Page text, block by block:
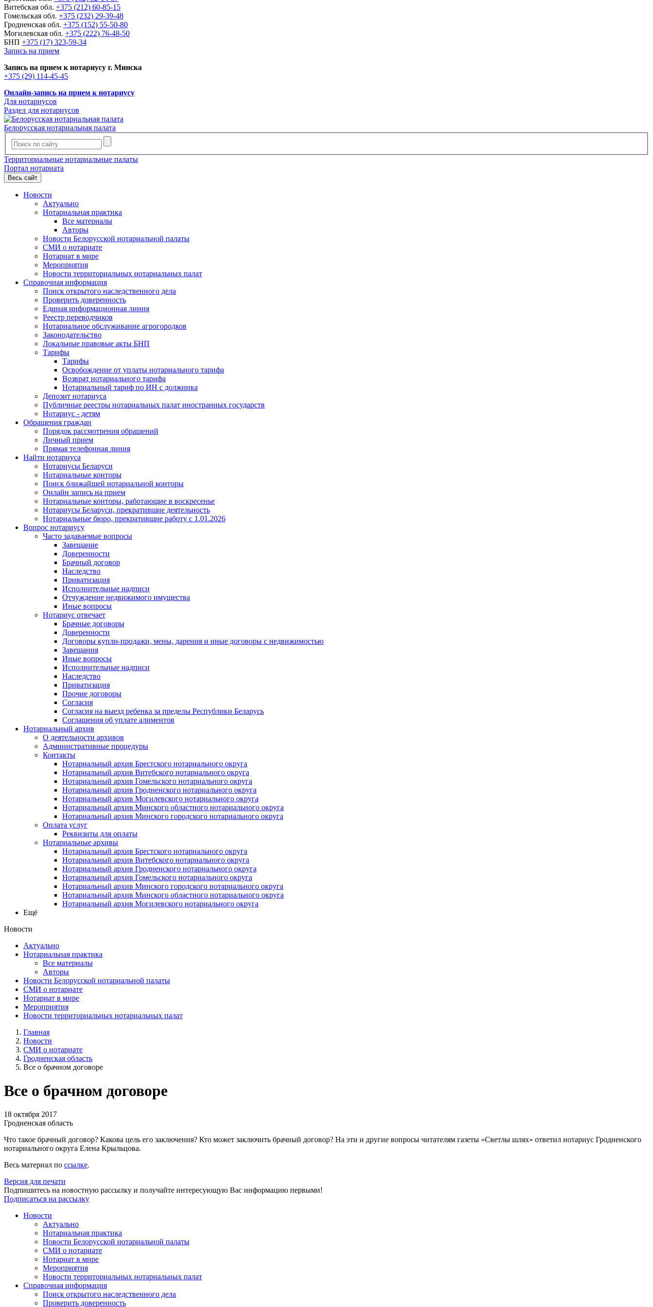
Витебская обл. +375 (212) 60-85-15
Гомельская обл. +375 (232) 29-39-48
Гродненская обл. +375 (152) 55-50-80
Могилевская обл. +375 (222) 76-48-50
БНП +375 (17) 323-59-34
Запись на прием
Запись на прием к нотариусу г. Минска
+375 (29) 114-45-45
Онлайн-запись на прием к нотариусу
Для нотариусов
Раздел для нотариусов
Белорусская нотариальная палата
Территориальные нотариальные палаты
Портал нотариата
Весь сайт
Новости
Актуально
Нотариальная практика
Все материалы
Авторы
Новости Белорусской нотариальной палаты
СМИ о нотариате
Нотариат в мире
Мероприятия
Новости территориальных нотариальных палат
Справочная информация
Поиск открытого наследственного дела
Проверить доверенность
Единая информационная линия
Реестр переводчиков
Нотариальное обслуживание агрогородков
Законодательство
Локальные правовые акты БНП
Тарифы
Тарифы
Освобождение от уплаты нотариального тарифа
Возврат нотариального тарифа
Нотариальный тариф по ИН с должника
Депозит нотариуса
Публичные реестры нотариальных палат иностранных государств
Нотариус - детям
Обращения граждан
Порядок рассмотрения обращений
Личный прием
Прямая телефонная линия
Найти нотариуса
Нотариусы Беларуси
Нотариальные конторы
Поиск ближайшей нотариальной конторы
Онлайн запись на прием
Нотариальные конторы, работающие в воскресенье
Нотариусы Беларуси, прекратившие деятельность
Нотариальные бюро, прекратившие работу с 1.01.2026
Вопрос нотариусу
Часто задаваемые вопросы
Завещание
Доверенности
Брачный договор
Наследство
Приватизация
Исполнительные надписи
Отчуждение недвижимого имущества
Иные вопросы
Нотариус отвечает
Брачные договоры
Доверенности
Договоры купли-продажи, мены, дарения и иные договоры с недвижимостью
Завещания
Иные вопросы
Исполнительные надписи
Наследство
Приватизация
Прочие договоры
Согласия
Согласия на выезд ребенка за пределы Республики Беларусь
Соглашения об уплате алиментов
Нотариальный архив
О деятельности архивов
Административные процедуры
Контакты
Нотариальный архив Брестского нотариального округа
Нотариальный архив Витебского нотариального округа
Нотариальный архив Гомельского нотариального округа
Нотариальный архив Гродненского нотариального округа
Нотариальный архив Могилевского нотариального округа
Нотариальный архив Минского областного нотариального округа
Нотариальный архив Минского городского нотариального округа
Оплата услуг
Реквизиты для оплаты
Нотариальные архивы
Нотариальный архив Брестского нотариального округа
Нотариальный архив Витебского нотариального округа
Нотариальный архив Гродненского нотариального округа
Нотариальный архив Гомельского нотариального округа
Нотариальный архив Минского городского нотариального округа
Нотариальный архив Минского областного нотариального округа
Нотариальный архив Могилевского нотариального округа
Ещё
Новости
Актуально
Нотариальная практика
Все материалы
Авторы
Новости Белорусской нотариальной палаты
СМИ о нотариате
Нотариат в мире
Мероприятия
Новости территориальных нотариальных палат
Главная
Новости
СМИ о нотариате
Гродненская область
Все о брачном договоре
Все о брачном договоре
18 октября 2017
Гродненская область
Что такое брачный договор? Какова цель его заключения? Кто может заключить брачный договор? На эти и другие вопросы читателям газеты «Светлы шлях» ответил нотариус Гродненского
нотариального округа Елена Крыльцова.
Весь материал по ссылке.
Версия для печати
Подпишитесь на новостную рассылку и получайте интересующую Вас информацию первыми!
Подписаться на рассылку
Новости
Актуально
Нотариальная практика
Новости Белорусской нотариальной палаты
СМИ о нотариате
Нотариат в мире
Мероприятия
Новости территориальных нотариальных палат
Справочная информация
Поиск открытого наследственного дела
Проверить доверенность